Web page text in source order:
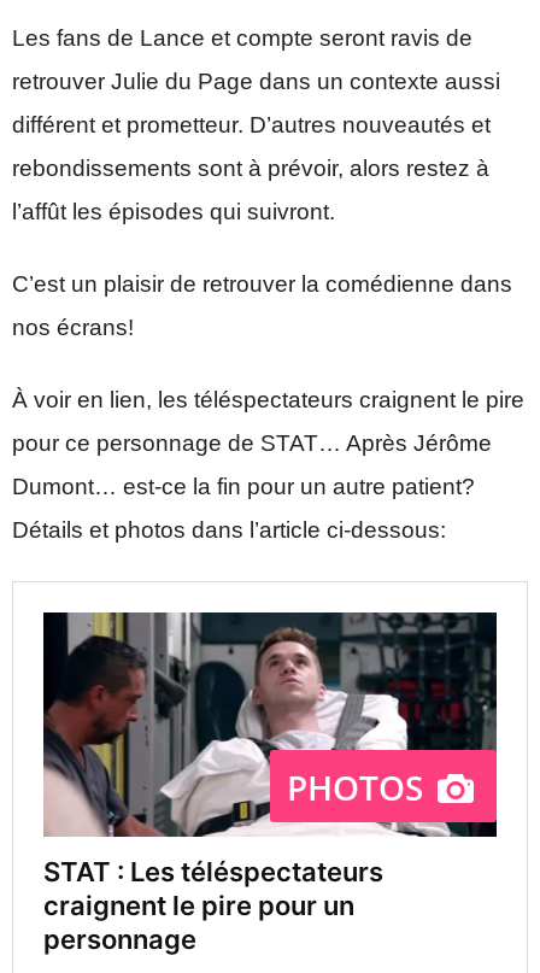
Les fans de Lance et compte seront ravis de
retrouver Julie du Page dans un contexte aussi
différent et prometteur. D’autres nouveautés et
rebondissements sont à prévoir, alors restez à
l’affût les épisodes qui suivront.
C’est un plaisir de retrouver la comédienne dans
nos écrans!
À voir en lien, les téléspectateurs craignent le pire
pour ce personnage de STAT… Après Jérôme
Dumont… est-ce la fin pour un autre patient?
Détails et photos dans l’article ci-dessous: